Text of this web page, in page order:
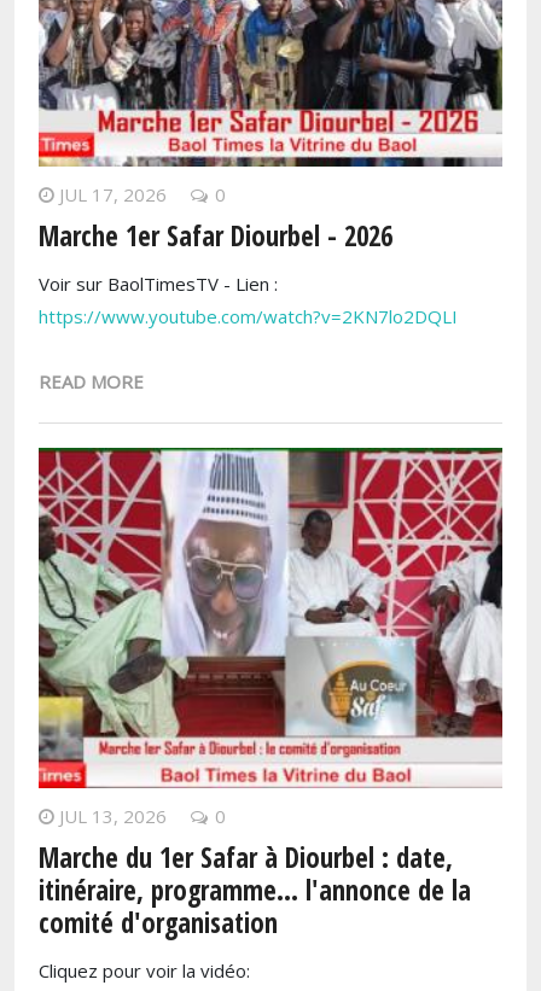
JUL 17, 2026 0
Marche 1er Safar Diourbel - 2026
Voir sur BaolTimesTV - Lien :
https://www.youtube.com/watch?v=2KN7lo2DQLI
READ MORE
JUL 13, 2026 0
Marche du 1er Safar à Diourbel : date,
itinéraire, programme… l'annonce de la
comité d'organisation
Cliquez pour voir la vidéo: